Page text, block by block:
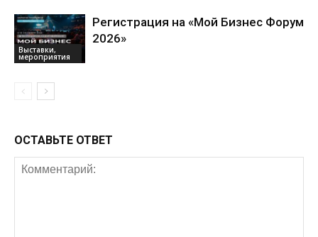
Выставки,
мероприятия
Регистрация на «Мой Бизнес Форум
2026»
ОСТАВЬТЕ ОТВЕТ